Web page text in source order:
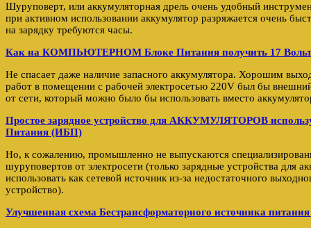
Шуруповерт, или аккумуляторная дрель очень удобный
при активном использовании аккумулятор разряжается очень
на зарядку требуются часы.
Как на КОМПЬЮТЕРНОМ Блоке Питания получить 17 Вольт
Не спасает даже наличие запасного аккумулятора. Хорошим
работ в помещении с рабочей электросетью 220V был бы
от сети, который можно было бы использовать вместо
Простое зарядное устройство для АККУМУЛЯТОРОВ
Питания (ИБП)
Но, к сожалению, промышленно не выпускаются
шуруповертов от электросети (только зарядные устройства для
использовать как сетевой источник из-за недостаточного
устройство).
Улучшенная схема Бестрансформаторного источника